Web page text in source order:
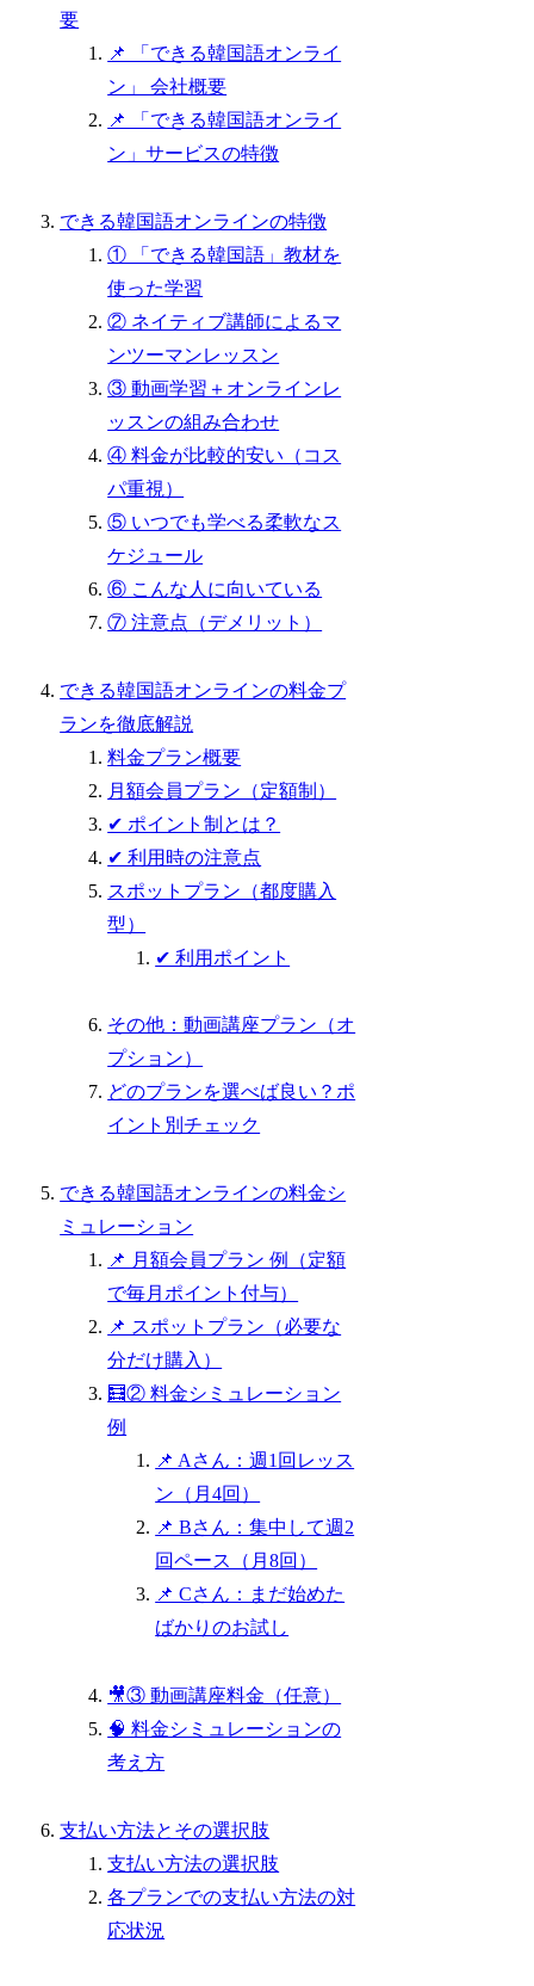
要
📌 「できる韓国語オンライ
ン」 会社概要
📌 「できる韓国語オンライ
ン」サービスの特徴
できる韓国語オンラインの特徴
① 「できる韓国語」教材を
使った学習
② ネイティブ講師によるマ
ンツーマンレッスン
③ 動画学習＋オンラインレ
ッスンの組み合わせ
④ 料金が比較的安い（コス
パ重視）
⑤ いつでも学べる柔軟なス
ケジュール
⑥ こんな人に向いている
⑦ 注意点（デメリット）
できる韓国語オンラインの料金プ
ランを徹底解説
料金プラン概要
月額会員プラン（定額制）
✔ ポイント制とは？
✔ 利用時の注意点
スポットプラン（都度購入
型）
✔ 利用ポイント
その他：動画講座プラン（オ
プション）
どのプランを選べば良い？ポ
イント別チェック
できる韓国語オンラインの料金シ
ミュレーション
📌 月額会員プラン 例（定額
で毎月ポイント付与）
📌 スポットプラン（必要な
分だけ購入）
🧮② 料金シミュレーション
例
📌 Aさん：週1回レッス
ン（月4回）
📌 Bさん：集中して週2
回ペース（月8回）
📌 Cさん：まだ始めた
ばかりのお試し
🎥③ 動画講座料金（任意）
🧠 料金シミュレーションの
考え方
支払い方法とその選択肢
支払い方法の選択肢
各プランでの支払い方法の対
応状況